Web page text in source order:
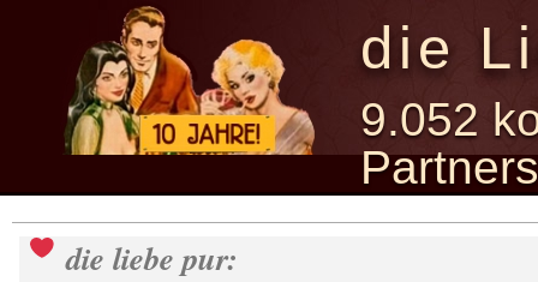
die
9.052
die liebe pur: